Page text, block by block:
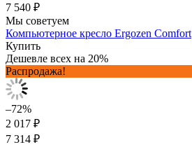
7 540 ₽
Мы советуем
Компьютерное кресло Ergozen Comfort
Купить
Дешевле всех на 20%
Распродажа!
–72%
2 017 ₽
7 314 ₽